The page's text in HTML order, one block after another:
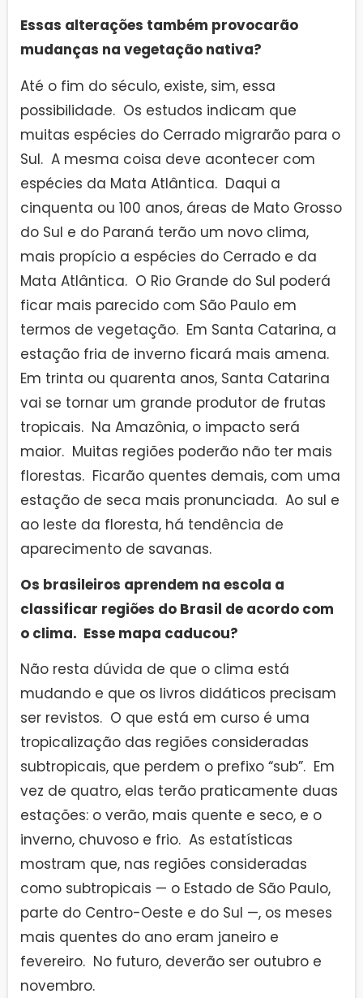
Essas alterações também provocarão
mudanças na vegetação nativa?
Até o fim do século, existe, sim, essa
possibilidade. Os estudos indicam que
muitas espécies do Cerrado migrarão para o
Sul. A mesma coisa deve acontecer com
espécies da Mata Atlântica. Daqui a
cinquenta ou 100 anos, áreas de Mato Grosso
do Sul e do Paraná terão um novo clima,
mais propício a espécies do Cerrado e da
Mata Atlântica. O Rio Grande do Sul poderá
ficar mais parecido com São Paulo em
termos de vegetação. Em Santa Catarina, a
estação fria de inverno ficará mais amena.
Em trinta ou quarenta anos, Santa Catarina
vai se tornar um grande produtor de frutas
tropicais. Na Amazônia, o impacto será
maior. Muitas regiões poderão não ter mais
florestas. Ficarão quentes demais, com uma
estação de seca mais pronunciada. Ao sul e
ao leste da floresta, há tendência de
aparecimento de savanas.
Os brasileiros aprendem na escola a
classificar regiões do Brasil de acordo com
o clima. Esse mapa caducou?
Não resta dúvida de que o clima está
mudando e que os livros didáticos precisam
ser revistos. O que está em curso é uma
tropicalização das regiões consideradas
subtropicais, que perdem o prefixo “sub”. Em
vez de quatro, elas terão praticamente duas
estações: o verão, mais quente e seco, e o
inverno, chuvoso e frio. As estatísticas
mostram que, nas regiões consideradas
como subtropicais — o Estado de São Paulo,
parte do Centro-Oeste e do Sul —, os meses
mais quentes do ano eram janeiro e
fevereiro. No futuro, deverão ser outubro e
novembro.